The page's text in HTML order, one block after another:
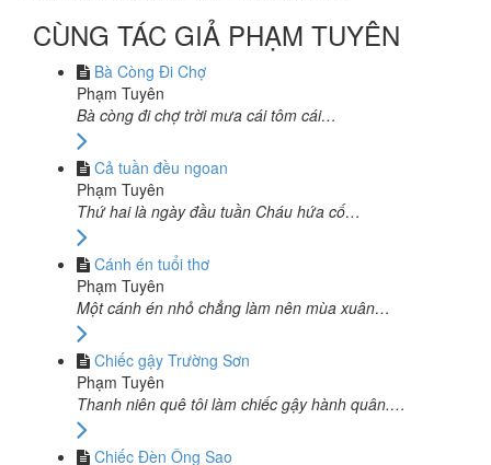
CÙNG TÁC GIẢ PHẠM TUYÊN
Bà Còng Đi Chợ
Phạm Tuyên
Bà còng đi chợ trời mưa cái tôm cái…
Cả tuần đều ngoan
Phạm Tuyên
Thứ hai là ngày đầu tuần Cháu hứa cố…
Cánh én tuổi thơ
Phạm Tuyên
Một cánh én nhỏ chẳng làm nên mùa xuân…
Chiếc gậy Trường Sơn
Phạm Tuyên
Thanh niên quê tôi làm chiếc gậy hành quân.…
Chiếc Đèn Ông Sao